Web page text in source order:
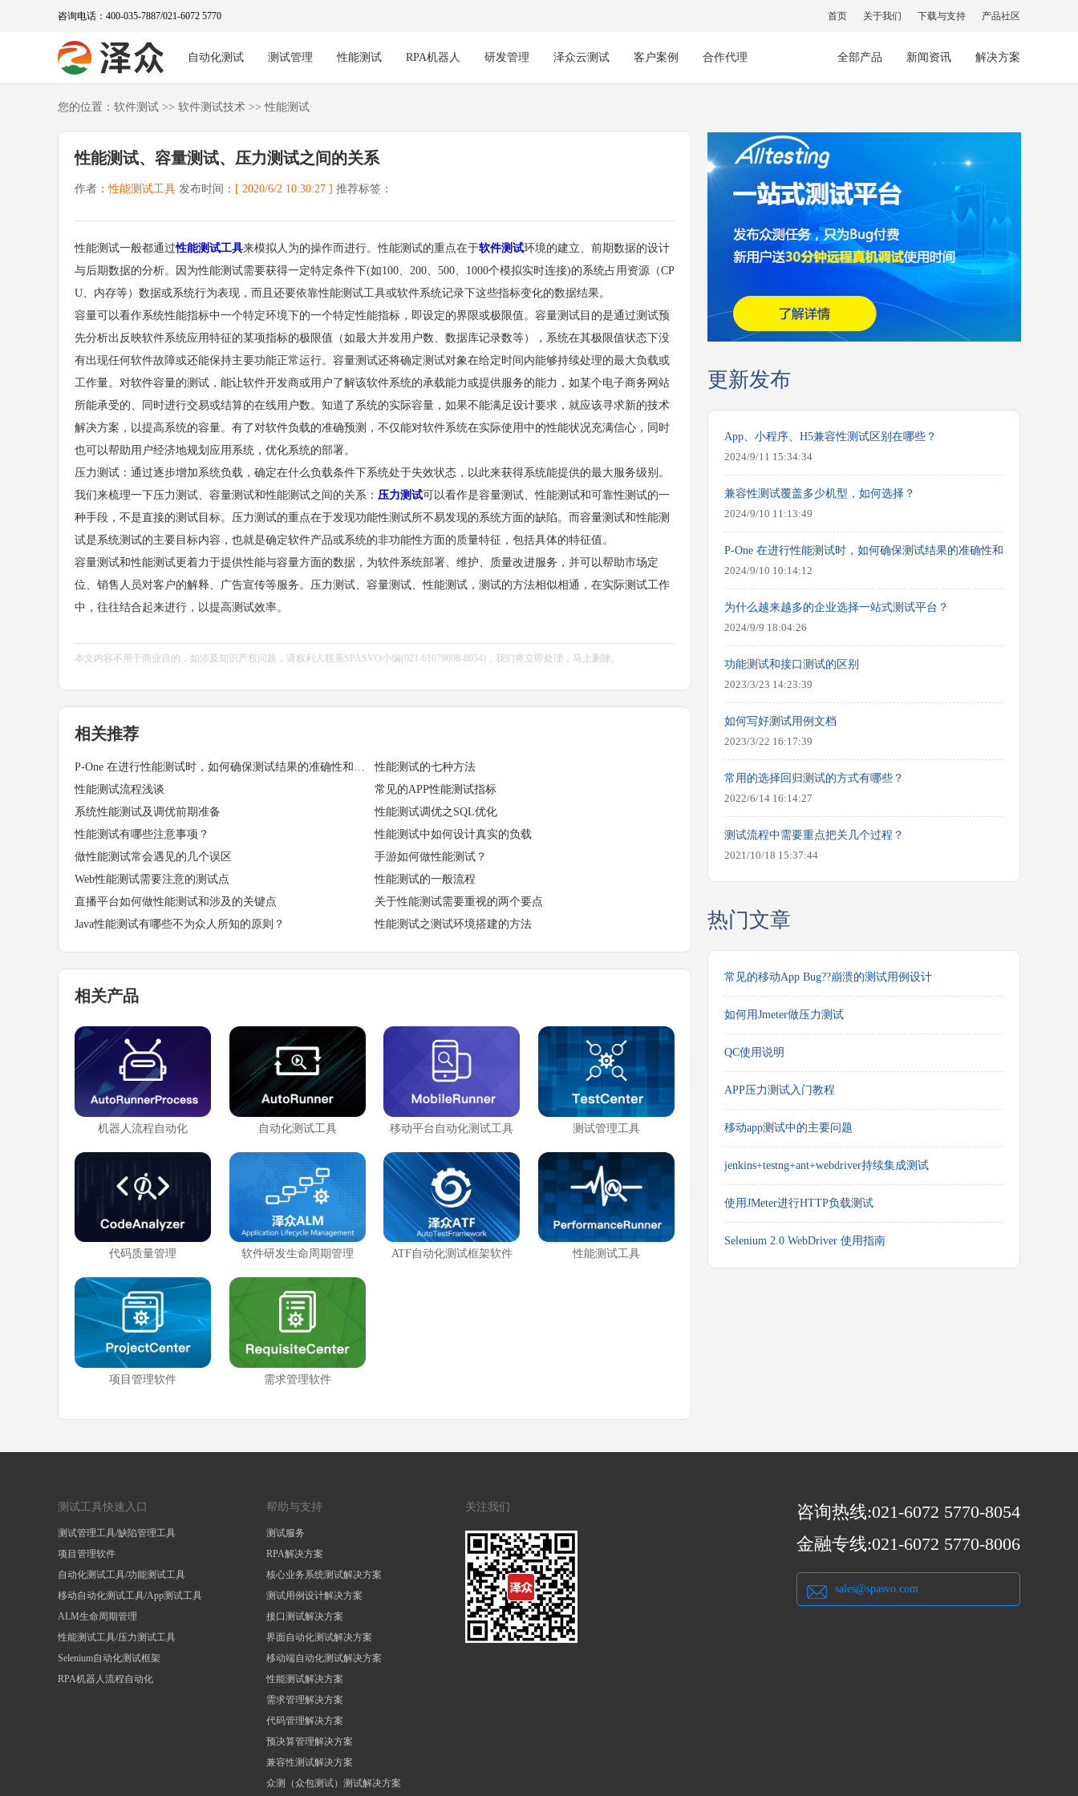
咨询电话：400-035-7887/021-6072 5770 首页 关于我们 下载与支持 产品社区
自动化测试 测试管理 性能测试 RPA机器人 研发管理 泽众云测试 客户案例 合作代理 全部产品 新闻资讯 解决方案
您的位置： 软件测试 >> 软件测试技术 >>性能测试
性能测试、容量测试、压力测试之间的关系
作者：性能测试工具 发布时间： [ 2020/6/2 10:30:27 ] 推荐标签：
性能测试一般都通过性能测试工具来模拟人为的操作而进行。性能测试的重点在于软件测试环境的建立、前期数据的设计
与后期数据的分析。因为性能测试需要获得一定特定条件下(如100、200、500、1000个模拟实时连接)的系统占用资源（CP
U、内存等）数据或系统行为表现，而且还要依靠性能测试工具或软件系统记录下这些指标变化的数据结果。
容量可以看作系统性能指标中一个特定环境下的一个特定性能指标，即设定的界限或极限值。容量测试目的是通过测试预
先分析出反映软件系统应用特征的某项指标的极限值（如最大并发用户数、数据库记录数等），系统在其极限值状态下没
有出现任何软件故障或还能保持主要功能正常运行。容量测试还将确定测试对象在给定时间内能够持续处理的最大负载或
工作量。对软件容量的测试，能让软件开发商或用户了解该软件系统的承载能力或提供服务的能力，如某个电子商务网站
所能承受的、同时进行交易或结算的在线用户数。知道了系统的实际容量，如果不能满足设计要求，就应该寻求新的技术
解决方案，以提高系统的容量。有了对软件负载的准确预测，不仅能对软件系统在实际使用中的性能状况充满信心，同时
也可以帮助用户经济地规划应用系统，优化系统的部署。
压力测试：通过逐步增加系统负载，确定在什么负载条件下系统处于失效状态，以此来获得系统能提供的最大服务级别。
我们来梳理一下压力测试、容量测试和性能测试之间的关系： 压力测试可以看作是容量测试、性能测试和可靠性测试的一
种手段，不是直接的测试目标。压力测试的重点在于发现功能性测试所不易发现的系统方面的缺陷。而容量测试和性能测
试是系统测试的主要目标内容，也就是确定软件产品或系统的非功能性方面的质量特征，包括具体的特征值。
容量测试和性能测试更着力于提供性能与容量方面的数据，为软件系统部署、维护、质量改进服务，并可以帮助市场定
位、销售人员对客户的解释、广告宣传等服务。压力测试、容量测试、性能测试，测试的方法相似相通，在实际测试工作
中，往往结合起来进行，以提高测试效率。
本文内容不用于商业目的，如涉及知识产权问题，请权利人联系SPASVO小编(021-61079698-8054)，我们将立即处理，马上删除。
相关推荐
P-One 在进行性能测试时，如何确保测试结果的准确性和可靠性？
性能测试的七种方法
性能测试流程浅谈
常见的APP性能测试指标
系统性能测试及调优前期准备
性能测试调优之SQL优化
性能测试有哪些注意事项？
性能测试中如何设计真实的负载
做性能测试常会遇见的几个误区
手游如何做性能测试？
Web性能测试需要注意的测试点
性能测试的一般流程
直播平台如何做性能测试和涉及的关键点
关于性能测试需要重视的两个要点
Java性能测试有哪些不为众人所知的原则？
性能测试之测试环境搭建的方法
相关产品
机器人流程自动化 自动化测试工具 移动平台自动化测试工具 测试管理工具
代码质量管理 软件研发生命周期管理 ATF自动化测试框架软件 性能测试工具
项目管理软件 需求管理软件
更新发布
App、小程序、H5兼容性测试区别在哪些？
2024/9/11 15:34:34
兼容性测试覆盖多少机型，如何选择？
2024/9/10 11:13:49
P-One 在进行性能测试时，如何确保测试结果的准确性和可靠性？
2024/9/10 10:14:12
为什么越来越多的企业选择一站式测试平台？
2024/9/9 18:04:26
功能测试和接口测试的区别
2023/3/23 14:23:39
如何写好测试用例文档
2023/3/22 16:17:39
常用的选择回归测试的方式有哪些？
2022/6/14 16:14:27
测试流程中需要重点把关几个过程？
2021/10/18 15:37:44
热门文章
常见的移动App Bug??崩溃的测试用例设计
如何用Jmeter做压力测试
QC使用说明
APP压力测试入门教程
移动app测试中的主要问题
jenkins+testng+ant+webdriver持续集成测试
使用JMeter进行HTTP负载测试
Selenium 2.0 WebDriver 使用指南
测试工具快速入口
测试管理工具/缺陷管理工具
项目管理软件
自动化测试工具/功能测试工具
移动自动化测试工具/App测试工具
ALM生命周期管理
性能测试工具/压力测试工具
Selenium自动化测试框架
RPA机器人流程自动化
帮助与支持
测试服务
RPA解决方案
核心业务系统测试解决方案
测试用例设计解决方案
接口测试解决方案
界面自动化测试解决方案
移动端自动化测试解决方案
性能测试解决方案
需求管理解决方案
代码管理解决方案
预决算管理解决方案
兼容性测试解决方案
众测（众包测试）测试解决方案
关注我们
咨询热线:021-6072 5770-8054
金融专线:021-6072 5770-8006
sales@spasvo.com